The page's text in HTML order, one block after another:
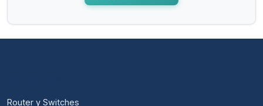
Router y Switches